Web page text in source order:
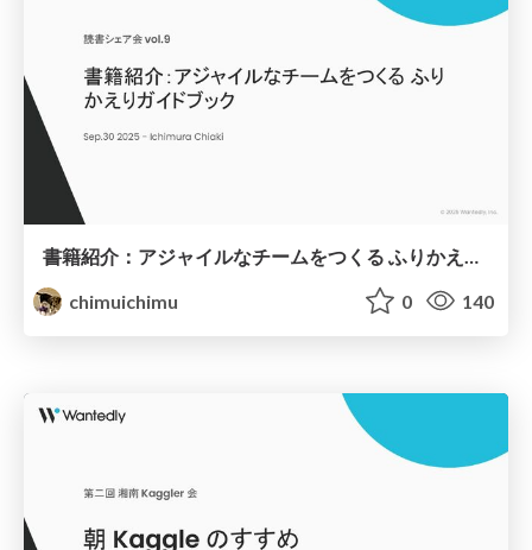
chimuichimu
0 140